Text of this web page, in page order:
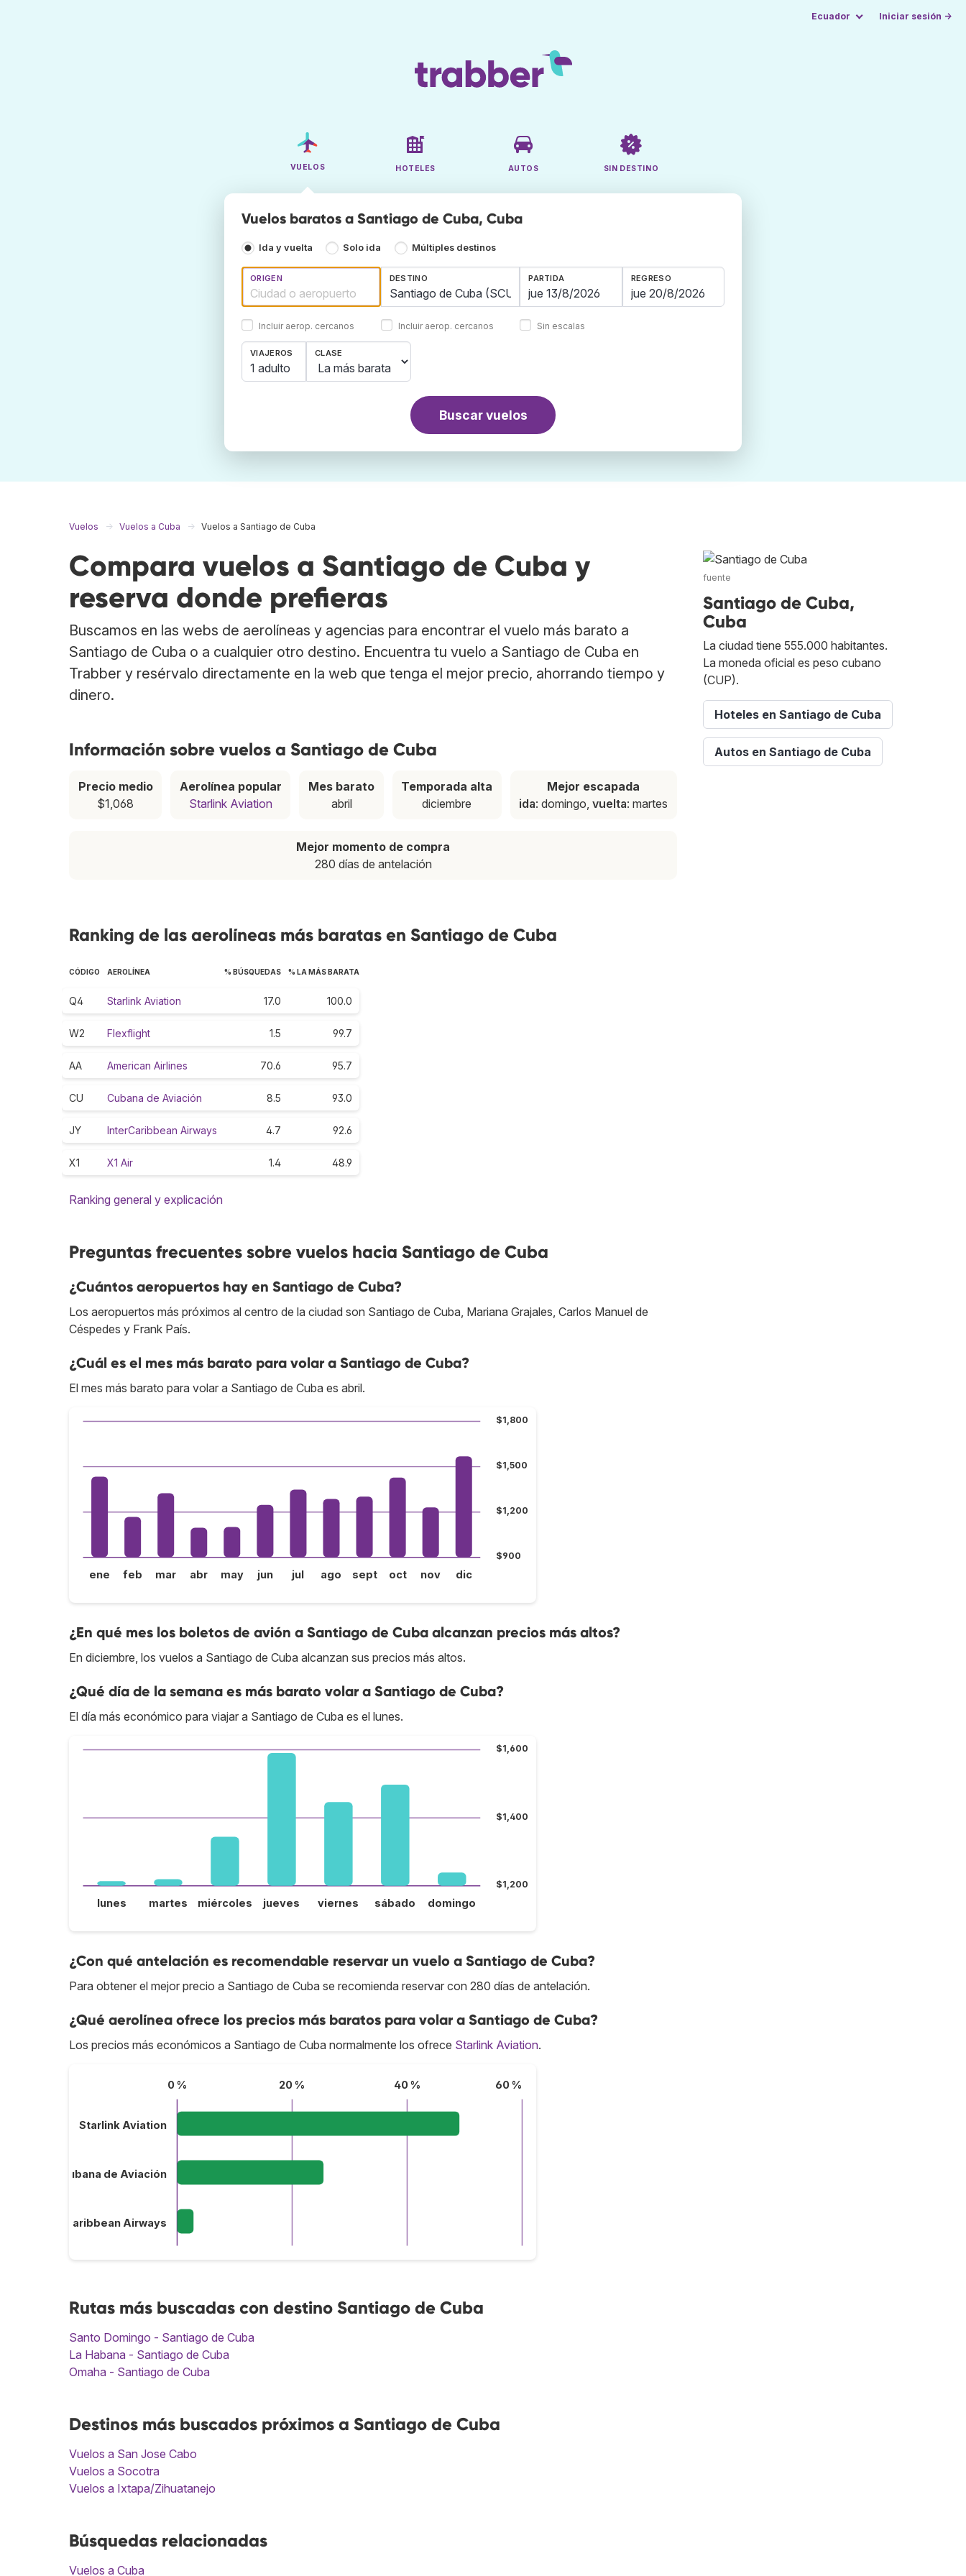
Ecuador Iniciar sesión →
VUELOS HOTELES AUTOS SIN DESTINO
Vuelos baratos a Santiago de Cuba, Cuba
Ida y vuelta Solo ida Múltiples destinos
ORIGEN
Incluir aerop. cercanos
DESTINO
Incluir aerop. cercanos
PARTIDA REGRESO
Sin escalas
VIAJEROS
1 adulto
CLASE
Buscar vuelos
Vuelos Vuelos a Cuba Vuelos a Santiago de Cuba
Compara vuelos a Santiago de Cuba y
reserva donde prefieras
Buscamos en las webs de aerolíneas y agencias para encontrar el vuelo más barato a
Santiago de Cuba o a cualquier otro destino. Encuentra tu vuelo a Santiago de Cuba en
Trabber y resérvalo directamente en la web que tenga el mejor precio, ahorrando tiempo y
dinero.
Información sobre vuelos a Santiago de Cuba
Precio medio
$1,068
Aerolínea popular
Starlink Aviation
Mes barato
abril
Temporada alta
diciembre
Mejor escapada
ida: domingo,vuelta: martes
Mejor momento de compra
280 días de antelación
Ranking de las aerolíneas más baratas en Santiago de Cuba
CÓDIGO AEROLÍNEA % BÚSQUEDAS % LA MÁS BARATA
Q4 Starlink Aviation 17.0 100.0
W2 Flexflight 1.5 99.7
AA American Airlines 70.6 95.7
CU Cubana de Aviación 8.5 93.0
JY InterCaribbean Airways 4.7 92.6
X1 X1 Air 1.4 48.9
Ranking general y explicación
Preguntas frecuentes sobre vuelos hacia Santiago de Cuba
¿Cuántos aeropuertos hay en Santiago de Cuba?
Los aeropuertos más próximos al centro de la ciudad son Santiago de Cuba, Mariana Grajales, Carlos Manuel de
Céspedes y Frank País.
¿Cuál es el mes más barato para volar a Santiago de Cuba?
El mes más barato para volar a Santiago de Cuba es abril.
$900
$1,200
$1,500
$1,800
ene feb mar abr may jun jul ago sept oct nov dic
¿En qué mes los boletos de avión a Santiago de Cuba alcanzan precios más altos?
En diciembre, los vuelos a Santiago de Cuba alcanzan sus precios más altos.
¿Qué día de la semana es más barato volar a Santiago de Cuba?
El día más económico para viajar a Santiago de Cuba es el lunes.
$1,200
$1,400
$1,600
lunes martes miércoles jueves viernes sábado domingo
¿Con qué antelación es recomendable reservar un vuelo a Santiago de Cuba?
Para obtener el mejor precio a Santiago de Cuba se recomienda reservar con 280 días de antelación.
¿Qué aerolínea ofrece los precios más baratos para volar a Santiago de Cuba?
Los precios más económicos a Santiago de Cuba normalmente los ofrece Starlink Aviation.
0 % 20 % 40 % 60 %
Starlink Aviation
Cubana de Aviación
InterCaribbean Airways
Rutas más buscadas con destino Santiago de Cuba
Santo Domingo - Santiago de Cuba
La Habana - Santiago de Cuba
Omaha - Santiago de Cuba
Destinos más buscados próximos a Santiago de Cuba
Vuelos a San Jose Cabo
Vuelos a Socotra
Vuelos a Ixtapa/Zihuatanejo
Búsquedas relacionadas
Vuelos a Cuba
fuente
Santiago de Cuba,
Cuba
La ciudad tiene 555.000 habitantes.
La moneda oficial es peso cubano
(CUP).
Hoteles en Santiago de Cuba
Autos en Santiago de Cuba